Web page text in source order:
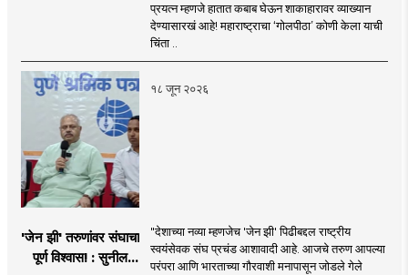
प्रयत्न म्हणजे हातात कबाब घेऊन शाकाहारावर व्याख्यान
देण्यासारखं आहे! महाराष्ट्राचा ‘गोलपीठा’ कोणी केला याची
चिंता ..
१८ जून २०२६
'जेन झी' तरुणांवर संघाचा
पूर्ण विश्वास! : सुनील
"देशाच्या नव्या म्हणजेच 'जेन झी' पिढीबद्दल राष्ट्रीय
स्वयंसेवक संघ प्रचंड आशावादी आहे. आजचे तरुण आपल्या
परंपरा आणि भारताच्या गौरवाशी मनापासून जोडले गेले